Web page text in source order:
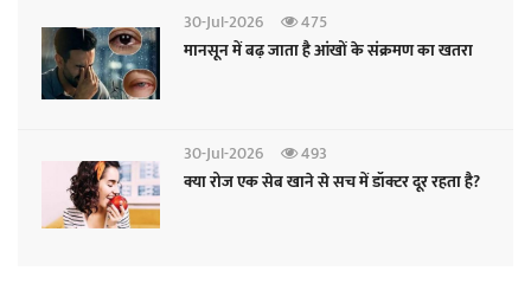
30-Jul-2026
475
मानसून में बढ़ जाता है आंखों के संक्रमण का खतरा
30-Jul-2026
493
क्या रोज एक सेब खाने से सच में डॉक्टर दूर रहता है?